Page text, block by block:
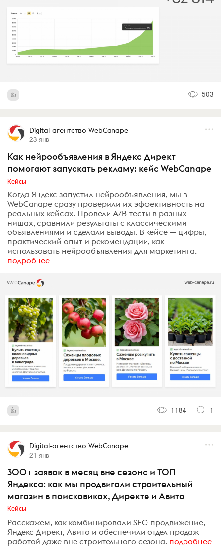
503
Digital-агентство WebCanape
23 янв
Как нейрообъявления в Яндекс Директ
помогают запускать рекламу: кейс WebCanape
Кейсы
Когда Яндекс запустил нейрообъявления, мы в
WebCanape сразу проверили их эффективность на
реальных кейсах. Провели A/B-тесты в разных
нишах, сравнили результаты с классическими
объявлениями и сделали выводы. В кейсе — цифры,
практический опыт и рекомендации, как
использовать нейрообъявления для маркетинга.
подробнее
1184 1
Digital-агентство WebCanape
21 янв
300+ заявок в месяц вне сезона и ТОП
Яндекса: как мы продвигали строительный
магазин в поисковиках, Директе и Авито
Кейсы
Расскажем, как комбинировали SEO-продвижение,
Яндекс Директ, Авито и обеспечили отдел продаж
работой даже вне строительного сезона. подробнее